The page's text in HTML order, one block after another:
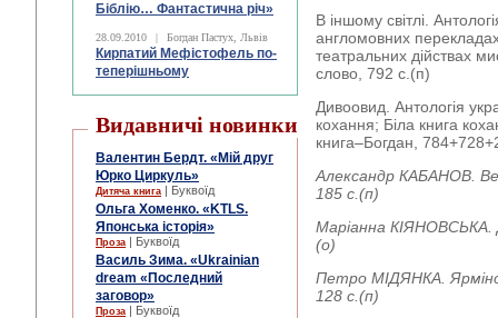
Біблію… Фантастична річ»
28.09.2010 | Богдан Пастух, Львів
Кирпатий Мефістофель по-
теперішньому
Видавничі новинки
Валентин Бердт. «Мій друг
Юрко Циркуль»
Дитяча книга | Буквоїд
Ольга Хоменко. «KTLS.
Японська історія»
Проза | Буквоїд
Василь Зима. «Ukrainian
dream «Последний
заговор»
Проза | Буквоїд
В іншому світлі.
англомовних
театральних дійствах
слово, 792 с.(п)
Дивоовид. Антологія
кохання; Біла книга
книга–Богдан,
Александр КАБАНОВ.
185 с.(п)
Маріанна
(о)
Петро МІДЯНКА.
128 с.(п)